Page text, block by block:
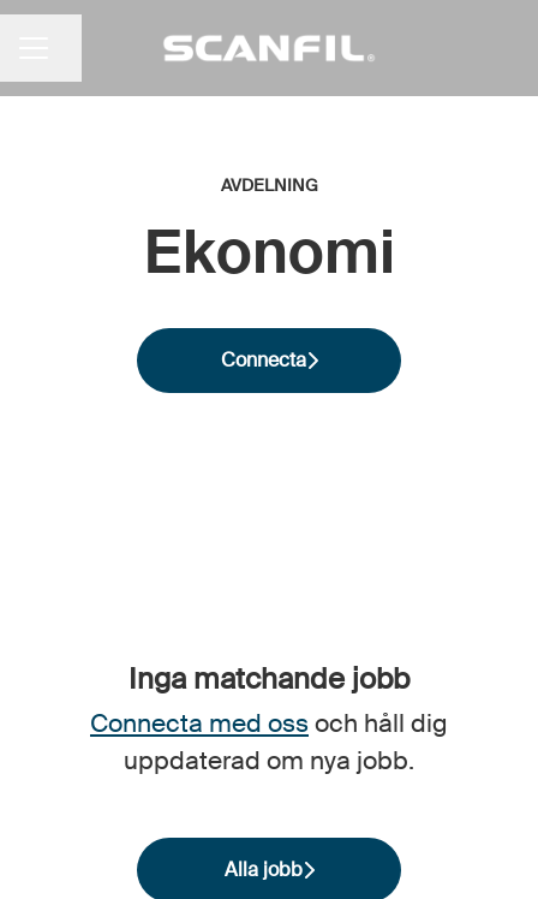
AVDELNING
Ekonomi
Connecta
Inga matchande jobb
Connecta med ossoch håll dig
uppdaterad om nya jobb.
Alla jobb